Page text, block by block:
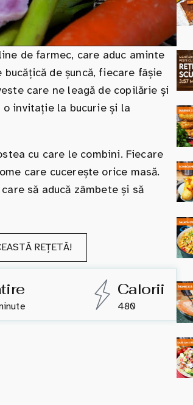
de farmec, care aduc aminte
de șuncă, fiecare fâșie
care ne leagă de copilărie și
invitație la bucurie și la
cu care le combini. Fiecare
care cucerește orice masă.
să aducă zâmbete și să
REȚETĂ!
Calorii
480